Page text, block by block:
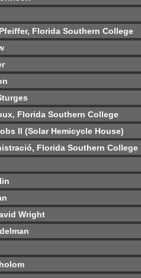
Florida Southern College
Florida Southern College
II (Solar Hemicycle House)
Florida Southern College
Wright